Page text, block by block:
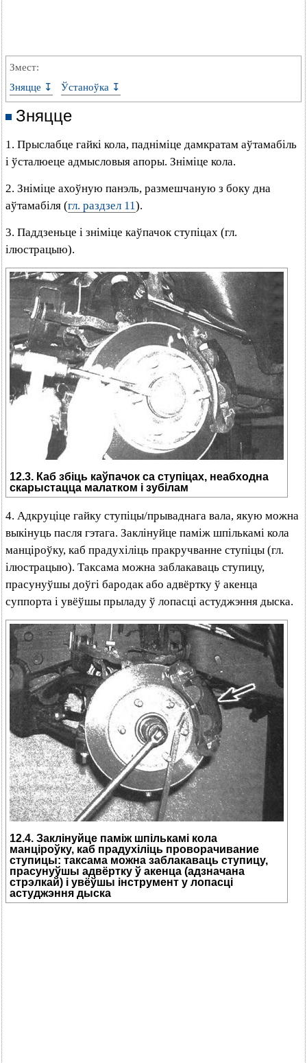
Змест:
Зняцце ↧
Ўстаноўка ↧
Зняцце
1. Прыслабце гайкі кола, падніміце дамкратам аўтамабіль
і ўсталюеце адмысловыя апоры. Зніміце кола.
2. Зніміце ахоўную панэль, размешчаную з боку дна
аўтамабіля (гл. раздзел 11).
3. Паддзеньце і зніміце каўпачок ступіцах (гл.
ілюстрацыю).
12.3. Каб збіць каўпачок са ступіцах, неабходна
скарыстацца малатком і зубілам
4. Адкруціце гайку ступіцы/прываднага вала, якую можна
выкінуць пасля гэтага. Заклінуйце паміж шпількамі кола
манціроўку, каб прадухіліць пракручванне ступіцы (гл.
ілюстрацыю). Таксама можна заблакаваць ступицу,
прасунуўшы доўгі бародак або адвёртку ў акенца
суппорта і увёўшы прыладу ў лопасці астуджэння дыска.
12.4. Заклінуйце паміж шпількамі кола
манціроўку, каб прадухіліць проворачивание
ступицы: таксама можна заблакаваць ступицу,
прасунуўшы адвёртку ў акенца (адзначана
стрэлкай) і увёўшы інструмент у лопасці
астуджэння дыска